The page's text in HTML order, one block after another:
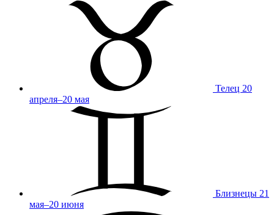
Телец 20
апреля–20 мая
Близнецы 21
мая–20 июня